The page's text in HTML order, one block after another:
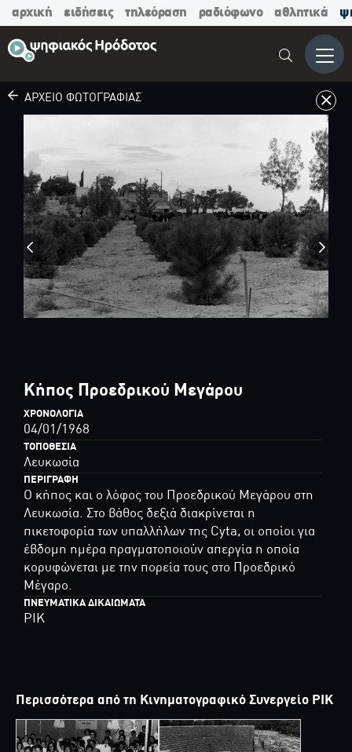
αρχική ειδήσεις τηλεόραση ραδιόφωνο αθλητικά
Μενού
ΑΡΧΕΙΟ ΦΩΤΟΓΡΑΦΙΑΣ
Κήπος Προεδρικού Μεγάρου
ΧΡΟΝΟΛΟΓΊΑ
04/01/1968
ΤΟΠΟΘΕΣΊΑ
Λευκωσία
ΠΕΡΙΓΡΑΦΉ
Ο κήπος και ο λόφος του Προεδρικού Μεγάρου στη
Λευκωσία. Στο βάθος δεξιά διακρίνεται η
πικετοφορία των υπαλλήλων της Cyta, οι οποίοι για
έβδομη ημέρα πραγματοποιούν απεργία η οποία
κορυφώνεται με την πορεία τους στο Προεδρικό
Μέγαρο.
ΠΝΕΥΜΑΤΙΚΆ ΔΙΚΑΙΏΜΑΤΑ
ΡΙΚ
Περισσότερα από τη Κινηματογραφικό Συνεργείο ΡΙΚ